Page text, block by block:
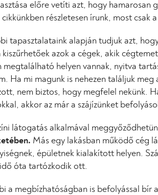
előre vetíti azt, hogy hamarosan
cikkünkben részletesen írunk, most csak
tapasztalataink alapján tudjuk azt,
kiszűrhetőek azok a cégek, akik
megtalálható helyen vannak, nyitva
Ha mi magunk is nehezen találjuk
nem biztos, hogy megfelel nekünk.
akkor az már a szájízünket
látogatás alkalmával
Más egy lakásban működő cég
épületnek kialakított helyen.
óta tartózkodik ott.
a megbízhatóságban is befolyással